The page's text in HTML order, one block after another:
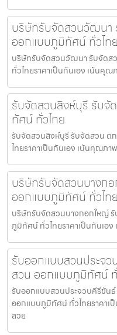
บริษัทรับจัดสวนวัฒนา
ออกแบบภูมิทัศน์ ทั่วไทย
บริษัทรับจัดสวนวัฒนา รับจัด
ทั่วไทยราคาเป็นกันเอง เน้นคุ
รับจัดสวนสิงห์บุรี รับ
ทัศน์ ทั่วไทย
รับจัดสวนสิงห์บุรี รับจัดสวน
ไทยราคาเป็นกันเอง เน้นคุณภ
บริษัทรับจัดสวนบางก
ออกแบบภูมิทัศน์ ทั่วไทย
บริษัทรับจัดสวนบางกอกใหญ่
ภูมิทัศน์ ทั่วไทยราคาเป็นกันเอ
รับออกแบบสวนประจ
สวน ออกแบบภูมิทัศน์
รับออกแบบสวนประจวบคีรีขัน
ออกแบบภูมิทัศน์ ทั่วไทยราคาเ
สวย